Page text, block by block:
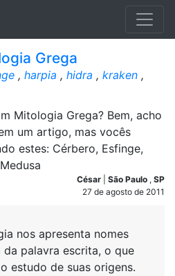
Grega
, harpia , hidra , kraken ,
Mitologia Grega? Bem, acho
um artigo, mas vocês
estes: Cérbero, Esfinge,
César São Paulo , SP
27 de agosto de 2011
nos apresenta nomes
palavra escrita, o que
estudo de suas origens.